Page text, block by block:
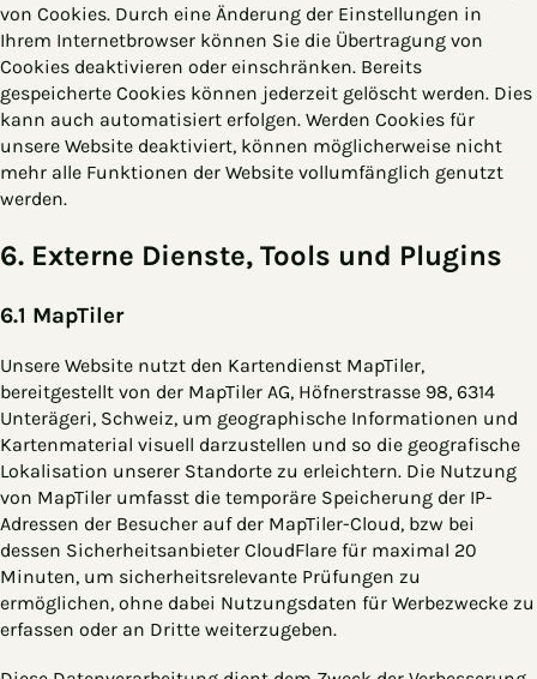
von Cookies. Durch eine Änderung der Einstellungen in
Ihrem Internetbrowser können Sie die Übertragung von
Cookies deaktivieren oder einschränken. Bereits
gespeicherte Cookies können jederzeit gelöscht werden. Dies
kann auch automatisiert erfolgen. Werden Cookies für
unsere Website deaktiviert, können möglicherweise nicht
mehr alle Funktionen der Website vollumfänglich genutzt
werden.
6. Externe Dienste, Tools und Plugins
6.1 MapTiler
Unsere Website nutzt den Kartendienst MapTiler,
bereitgestellt von der MapTiler AG, Höfnerstrasse 98, 6314
Unterägeri, Schweiz, um geographische Informationen und
Kartenmaterial visuell darzustellen und so die geografische
Lokalisation unserer Standorte zu erleichtern. Die Nutzung
von MapTiler umfasst die temporäre Speicherung der IP-
Adressen der Besucher auf der MapTiler-Cloud, bzw bei
dessen Sicherheitsanbieter CloudFlare für maximal 20
Minuten, um sicherheitsrelevante Prüfungen zu
ermöglichen, ohne dabei Nutzungsdaten für Werbezwecke zu
erfassen oder an Dritte weiterzugeben.